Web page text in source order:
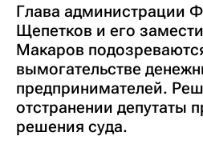
Глава администрации
Щепетков и его
Макаров
вымогательстве
предпринимателей.
отстранении депутаты
решения суда.